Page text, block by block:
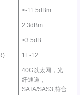
<-11.5dBm
2.3dBm
>3.5dB
1E-12
40G以太网，光
纤通道，
SATA/SAS3,符合